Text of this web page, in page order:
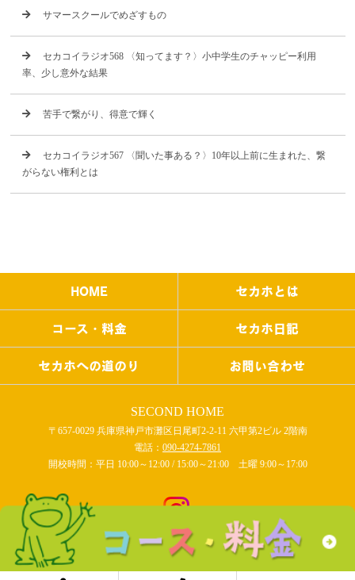
サマースクールでめざすもの
セカコイラジオ568 〈知ってます？〉小中学生のチャッピー利用
率、少し意外な結果
苦手で繋がり、得意で輝く
セカコイラジオ567 〈聞いた事ある？〉10年以上前に生まれた、繋
がらない権利とは
HOME セカホとは
コース・料金 セカホ日記
セカホへの道のり お問い合わせ
SECOND HOME
〒657-0029 兵庫県神戸市灘区日尾町2-2-11 六甲第2ビル 2階南
電話： 090-4274-7861
開校時間：平日 10:00～12:00 / 15:00～21:00 土曜 9:00～17:00
COPYRIGHT © SECOND HOME All rights reserved.